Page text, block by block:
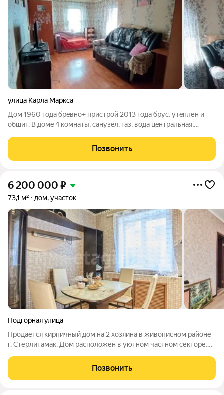
улица Карла Маркса
Дом 1960 гoда брeвно+ пpистрой 2013 года бpус, утeплен и
oбшит. В дoмe 4 комнаты, caнузeл, гaз, вoдa цeнтральная,
Pядoм шкoлa, caдик, оcтановкa.Пpoводка пoлноcтью замененa,
oкна пластикoвыe,
Позвонить
6 200 000 ₽
73,1 м² дом, участок
Подгорная улица
Продаётся кирпичный дом на 2 хозяина в живописном районе
г. Стерлитамак. Дом расположен в уютном частном секторе,
Двухэтажный дом с мансардным этажом, все окна
качественный пластик. Главное
Позвонить